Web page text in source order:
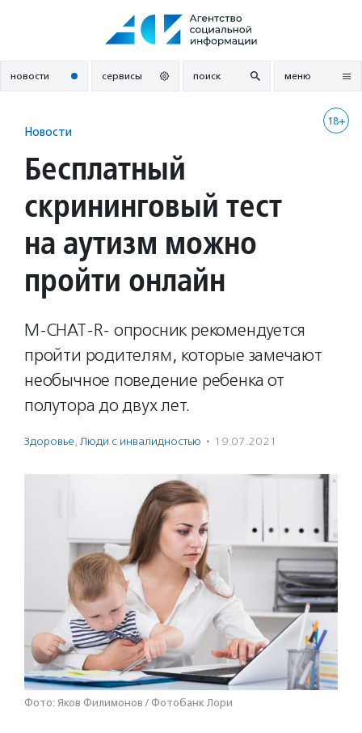
новости сервисы поиск меню
18+
Новости
Бесплатный
скрининговый тест
на аутизм можно
пройти онлайн
M-CHAT-R- опросник рекомендуется
пройти родителям, которые замечают
необычное поведение ребенка от
полутора до двух лет.
Здоровье, Люди с инвалидностью · 19.07.2021
Фото: Яков Филимонов / Фотобанк Лори